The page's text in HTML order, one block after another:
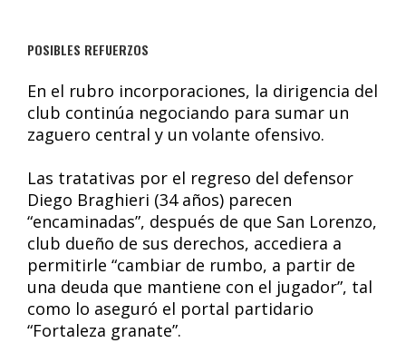
POSIBLES REFUERZOS
En el rubro incorporaciones, la dirigencia del
club continúa negociando para sumar un
zaguero central y un volante ofensivo.
Las tratativas por el regreso del defensor
Diego Braghieri (34 años) parecen
“encaminadas”, después de que San Lorenzo,
club dueño de sus derechos, accediera a
permitirle “cambiar de rumbo, a partir de
una deuda que mantiene con el jugador”, tal
como lo aseguró el portal partidario
“Fortaleza granate”.